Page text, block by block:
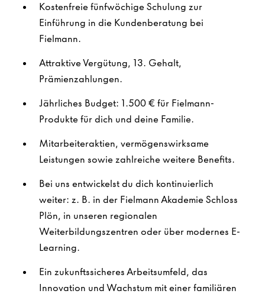
Kostenfreie fünfwöchige Schulung zur
Einführung in die Kundenberatung bei
Fielmann.
Attraktive Vergütung, 13. Gehalt,
Prämienzahlungen.
Jährliches Budget: 1.500 € für Fielmann-
Produkte für dich und deine Familie.
Mitarbeiteraktien, vermögenswirksame
Leistungen sowie zahlreiche weitere Benefits.
Bei uns entwickelst du dich kontinuierlich
weiter: z. B. in der Fielmann Akademie Schloss
Plön, in unseren regionalen
Weiterbildungszentren oder über modernes E-
Learning.
Ein zukunftssicheres Arbeitsumfeld, das
Innovation und Wachstum mit einer familiären